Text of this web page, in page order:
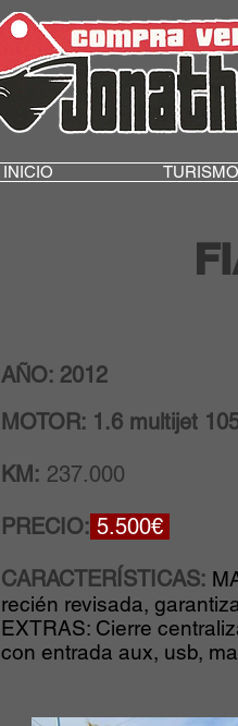
INICIO
AÑO: 2012
MOTOR: 1.6 multijet
KM: 237.000
PRECIO: 5.500€
CARACTERÍSTICAS:
recién revisada,
EXTRAS: Cierre
con entrada aux, usb,